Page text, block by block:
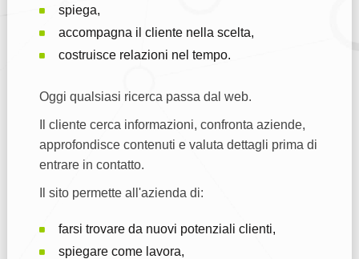
spiega,
accompagna il cliente nella scelta,
costruisce relazioni nel tempo.
Oggi qualsiasi ricerca passa dal web.
Il cliente cerca informazioni, confronta aziende,
approfondisce contenuti e valuta dettagli prima di
entrare in contatto.
Il sito permette all'azienda di:
farsi trovare da nuovi potenziali clienti,
spiegare come lavora,